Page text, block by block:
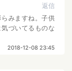
返信
みますね。子供
づいてるものな
2018-12-08 23:45